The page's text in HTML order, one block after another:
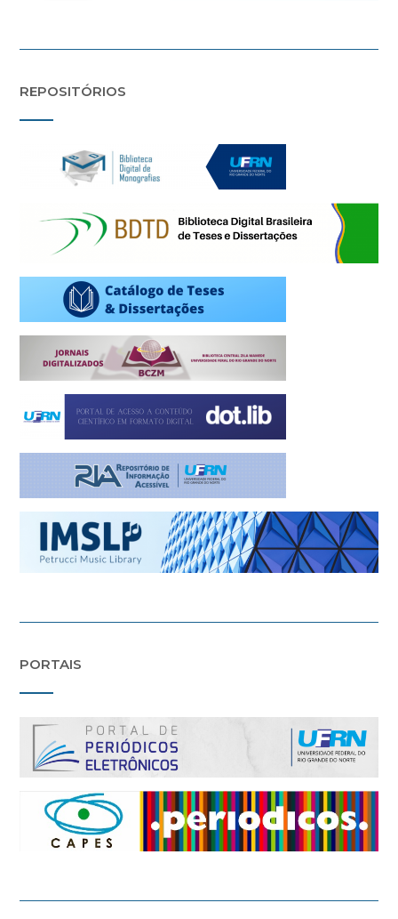
REPOSITÓRIOS
PORTAIS